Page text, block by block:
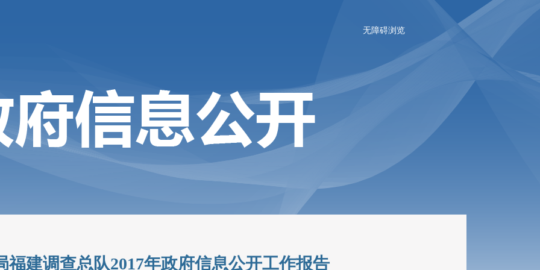
无障碍浏览
福建调查总队2017年政府信息公开工作报告